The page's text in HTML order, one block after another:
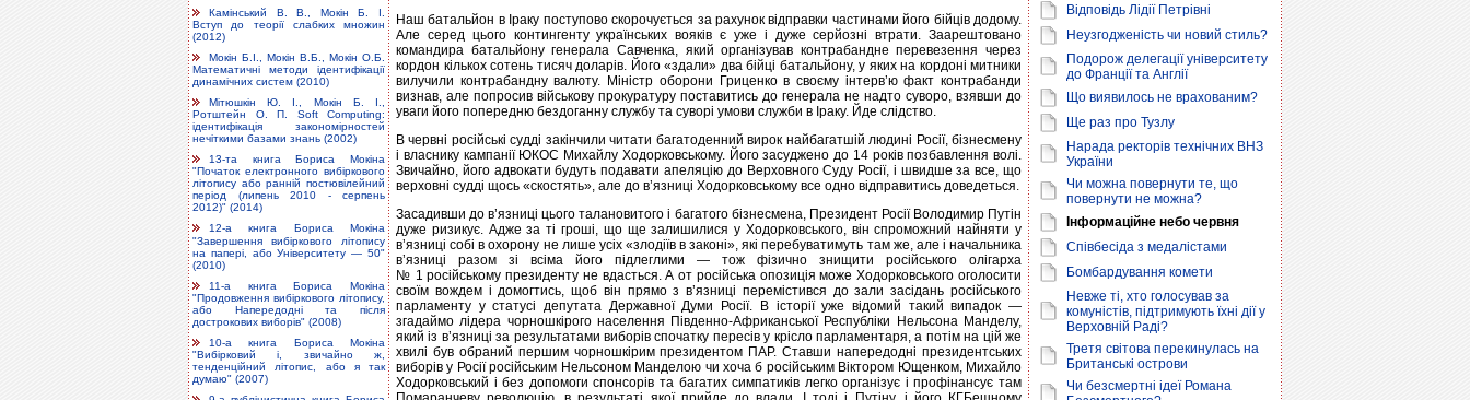
Камінський В. В., Мокін Б. І.
Вступ до теорії слабких множин
(2012)
Мокін Б.І., Мокін В.Б., Мокін О.Б.
Математичні методи ідентифікації
динамічних систем (2010)
Мітюшкін Ю. І., Мокін Б. І.,
Ротштейн О. П. Soft Computing:
ідентифікація закономірностей
нечіткими базами знань (2002)
13-та книга Бориса Мокіна
"Початок електронного вибіркового
літопису або ранній постювілейний
період (липень 2010 - серпень
2012)" (2014)
12-а книга Бориса Мокіна
"Завершення вибіркового літопису
на папері, або Університету — 50"
(2010)
11-а книга Бориса Мокіна
"Продовження вибіркового літопису,
або Напередодні та після
дострокових виборів" (2008)
10-а книга Бориса Мокіна
"Вибірковий і, звичайно ж,
тенденційний літопис, або я так
думаю" (2007)
Наш батальйон в Іраку поступово скорочується за рахунок відправки частинами його бійців додому.
Але серед цього контингенту українських вояків є уже і дуже серйозні втрати. Заарештовано
командира батальйону генерала Савченка, який організував контрабандне перевезення через
кордон кількох сотень тисяч доларів. Його «здали» два бійці батальйону, у яких на кордоні митники
вилучили контрабандну валюту. Міністр оборони Гриценко в своєму інтерв’ю факт контрабанди
визнав, але попросив військову прокуратуру поставитись до генерала не надто суворо, взявши до
уваги його попередню бездоганну службу та суворі умови служби в Іраку. Йде слідство.
В червні російські судді закінчили читати багатоденний вирок найбагатшій людині Росії, бізнесмену
і власнику кампанії ЮКОС Михайлу Ходорковському. Його засуджено до 14 років позбавлення волі.
Звичайно, його адвокати будуть подавати апеляцію до Верховного Суду Росії, і швидше за все, що
верховні судді щось «скостять», але до в’язниці Ходорковському все одно відправитись доведеться.
Засадивши до в’язниці цього талановитого і багатого бізнесмена, Президент Росії Володимир Путін
дуже ризикує. Адже за ті гроші, що ще залишилися у Ходорковського, він спроможний найняти у
в’язниці собі в охорону не лише усіх «злодіїв в законі», які перебуватимуть там же, але і начальника
в’язниці разом зі всіма його підлеглими — тож фізично знищити російського олігарха
№ 1 російському президенту не вдасться. А от російська опозиція може Ходорковського оголосити
своїм вождем і домогтись, щоб він прямо з в’язниці перемістився до зали засідань російського
парламенту у статусі депутата Державної Думи Росії. В історії уже відомий такий випадок —
згадаймо лідера чорношкірого населення Південно-Африканської Республіки Нельсона Манделу,
який із в’язниці за результатами виборів спочатку пересів у крісло парламентаря, а потім на цій же
хвилі був обраний першим чорношкірим президентом ПАР. Ставши напередодні президентських
виборів у Росії російським Нельсоном Манделою чи хоча б російським Віктором Ющенком, Михайло
Ходорковський і без допомоги спонсорів та багатих симпатиків легко організує і профінансує там
Відповідь Лідії Петрівні
Неузгодженість чи новий стиль?
Подорож делегації університету
до Франції та Англії
Що виявилось не врахованим?
Ще раз про Тузлу
Нарада ректорів технічних ВНЗ
України
Чи можна повернути те, що
повернути не можна?
Інформаційне небо червня
Співбесіда з медалістами
Бомбардування комети
Невже ті, хто голосував за
комуністів, підтримують їхні дії у
Верховній Раді?
Третя світова перекинулась на
Британські острови
Чи безсмертні ідеї Романа